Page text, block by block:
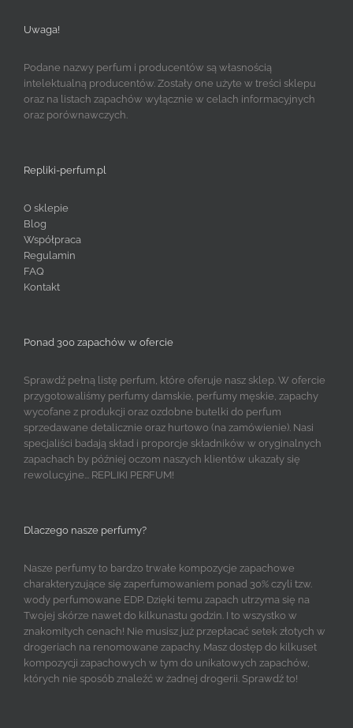
Uwaga!
Podane nazwy perfum i producentów są własnością
intelektualną producentów. Zostały one użyte w treści sklepu
oraz na listach zapachów wyłącznie w celach informacyjnych
oraz porównawczych.
Repliki-perfum.pl
O sklepie
Blog
Współpraca
Regulamin
FAQ
Kontakt
Ponad 300 zapachów w ofercie
Sprawdź pełną listę perfum, które oferuje nasz sklep. W ofercie
przygotowaliśmy perfumy damskie, perfumy męskie, zapachy
wycofane z produkcji oraz ozdobne butelki do perfum
sprzedawane detalicznie oraz hurtowo (na zamówienie). Nasi
specjaliści badają skład i proporcje składników w oryginalnych
zapachach by później oczom naszych klientów ukazały się
rewolucyjne... REPLIKI PERFUM!
Dlaczego nasze perfumy?
Nasze perfumy to bardzo trwałe kompozycje zapachowe
charakteryzujące się zaperfumowaniem ponad 30% czyli tzw.
wody perfumowane EDP. Dzięki temu zapach utrzyma się na
Twojej skórze nawet do kilkunastu godzin. I to wszystko w
znakomitych cenach! Nie musisz już przepłacać setek złotych w
drogeriach na renomowane zapachy. Masz dostęp do kilkuset
kompozycji zapachowych w tym do unikatowych zapachów,
których nie sposób znaleźć w żadnej drogerii. Sprawdź to!